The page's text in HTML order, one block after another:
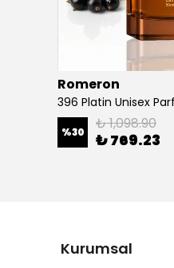
Romeron
396 Platin Unisex
%30 ₺ 1,098.90
₺ 769.23
Kurumsal